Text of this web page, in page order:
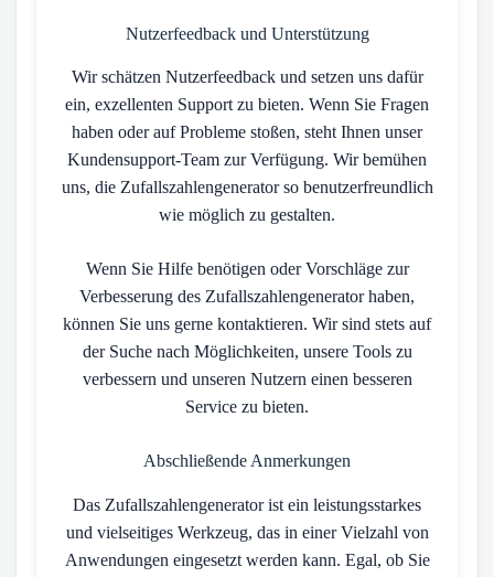
Nutzerfeedback und Unterstützung
Wir schätzen Nutzerfeedback und setzen uns dafür
ein, exzellenten Support zu bieten. Wenn Sie Fragen
haben oder auf Probleme stoßen, steht Ihnen unser
Kundensupport-Team zur Verfügung. Wir bemühen
uns, die Zufallszahlengenerator so benutzerfreundlich
wie möglich zu gestalten.
Wenn Sie Hilfe benötigen oder Vorschläge zur
Verbesserung des Zufallszahlengenerator haben,
können Sie uns gerne kontaktieren. Wir sind stets auf
der Suche nach Möglichkeiten, unsere Tools zu
verbessern und unseren Nutzern einen besseren
Service zu bieten.
Abschließende Anmerkungen
Das Zufallszahlengenerator ist ein leistungsstarkes
und vielseitiges Werkzeug, das in einer Vielzahl von
Anwendungen eingesetzt werden kann. Egal, ob Sie